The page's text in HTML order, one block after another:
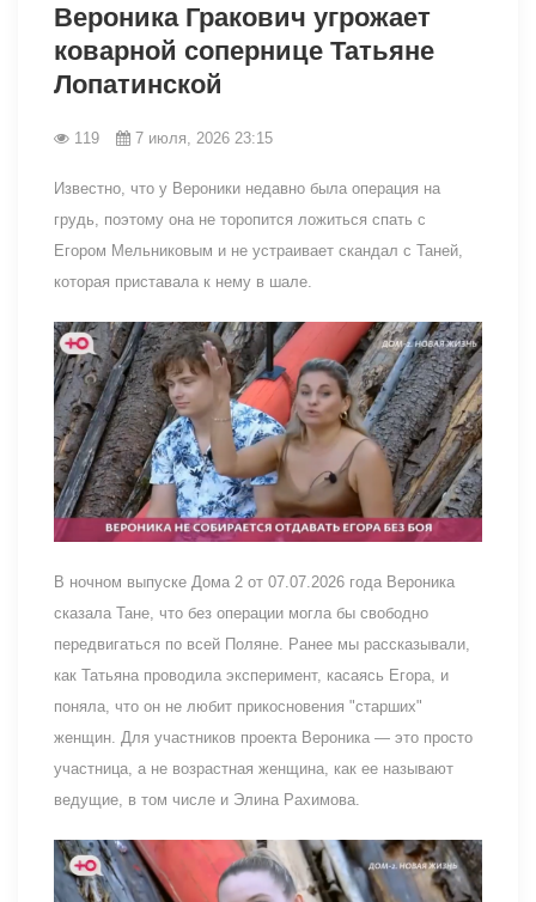
Вероника Гракович угрожает
коварной сопернице Татьяне
Лопатинской
119 7 июля, 2026 23:15
Известно, что у Вероники недавно была операция на
грудь, поэтому она не торопится ложиться спать с
Егором Мельниковым и не устраивает скандал с Таней,
которая приставала к нему в шале.
В ночном выпуске Дома 2 от 07.07.2026 года Вероника
сказала Тане, что без операции могла бы свободно
передвигаться по всей Поляне. Ранее мы рассказывали,
как Татьяна проводила эксперимент, касаясь Егора, и
поняла, что он не любит прикосновения "старших"
женщин. Для участников проекта Вероника — это просто
участница, а не возрастная женщина, как ее называют
ведущие, в том числе и Элина Рахимова.